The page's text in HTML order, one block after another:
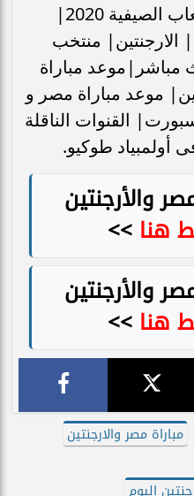
لأولمبياد 2021| دورة الألعاب الصيفية 2020|
الارجنتين| منتخب
مباشر|موعد مباراة
موعد مباراة مصر و
القنوات الناقلة
أولمبياد طوكيو.
والأرجنتين
هنا >>
والأرجنتين
هنا >>
مباراة مصر والارجنتين
اليوم